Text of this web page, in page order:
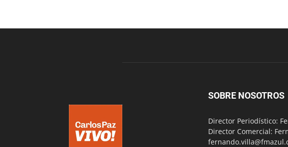
SOBRE NOSOTROS
Director Periodístico:
Director Comercial: